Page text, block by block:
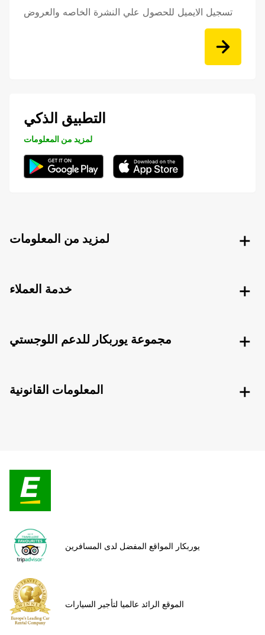
تسجيل الايميل للحصول علي النشرة الخاصه والعروض
التطبيق الذكي
لمزيد من المعلومات
لمزيد من المعلومات
خدمة العملاء
مجموعة يوربكار للدعم اللوجستي
المعلومات القانونية
يوربكار المواقع المفضل لدى المسافرين
الموقع الرائد عالميا لتأجير السيارات